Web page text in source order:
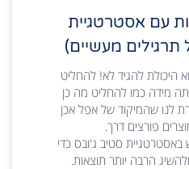
עם אסטרטגיית
תרגילים מעשיים)
היכולת להגיד לא! להחליט
מידה כמו להחליט מה כן
לנו שהמיקוד של אפל אכן
פורצים דרך.
סטיב ג'ובס כדי
הרבה יותר תוצאות.